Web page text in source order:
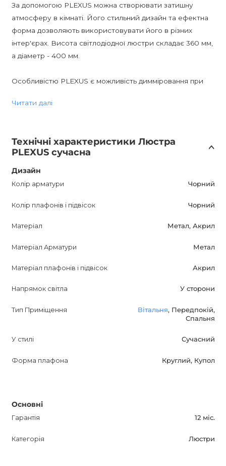
За допомогою PLEXUS можна створювати затишну
атмосферу в кімнаті. Його стильний дизайн та ефектна
форма дозволяють використовувати його в різних
інтер'єрах. Висота світлодіодної люстри складає 360 мм,
а діаметр - 400 мм.
Особливістю PLEXUS є можливість димміровання при
контролювати яскравість освітлення в приміщенні.
використання в житлових кімнатах, вітальні, кухні або
їдальні. Він ідеально підкреслить сучасний інтер'єр та
додасть нотку стилю в будь-яке приміщення.
комфортне освітлення, але й стане прикрасою вашого
функціональність та надійність.
Читати далі
Технічні характеристики Люстра
PLEXUS сучасна
Дизайн
Колір арматури Чорний
Колір плафонів і підвісок Чорний
Матеріал Метал, Акрил
Матеріал Арматури Метал
Матеріал плафонів і підвісок Акрил
Напрямок світла У сторони
Тип Приміщення Вітальня, Передпокій,
Спальня
У стилі Сучасний
Форма плафона Круглий, Купол
Основні
Гарантія 12 міс.
Категорія Люстри